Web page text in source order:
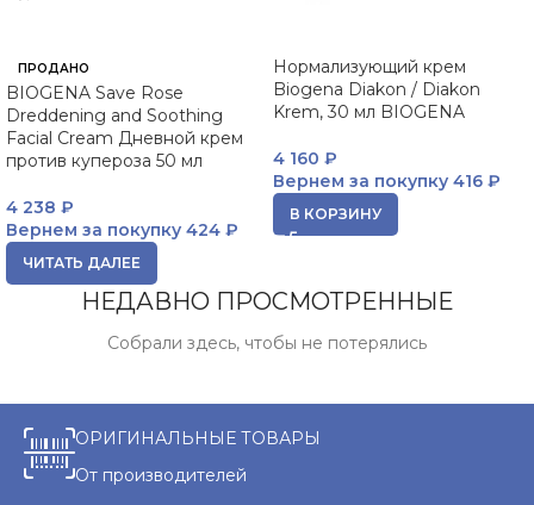
ПРОДАНО
BIOGENA Save Rose
Dreddening and Soothing
Facial Cream Дневной крем
против купероза 50 мл
4 238 ₽
Вернем за покупку 424 ₽
ЧИТАТЬ ДАЛЕЕ
Нормализующий крем
Biogena Diakon / Diakon
Krem, 30 мл BIOGENA
4 160 ₽
Вернем за покупку 416 ₽
В КОРЗИНУ
НЕДАВНО ПРОСМОТРЕННЫЕ
Собрали здесь, чтобы не потерялись
ОРИГИНАЛЬНЫЕ ТОВАРЫ
От производителей